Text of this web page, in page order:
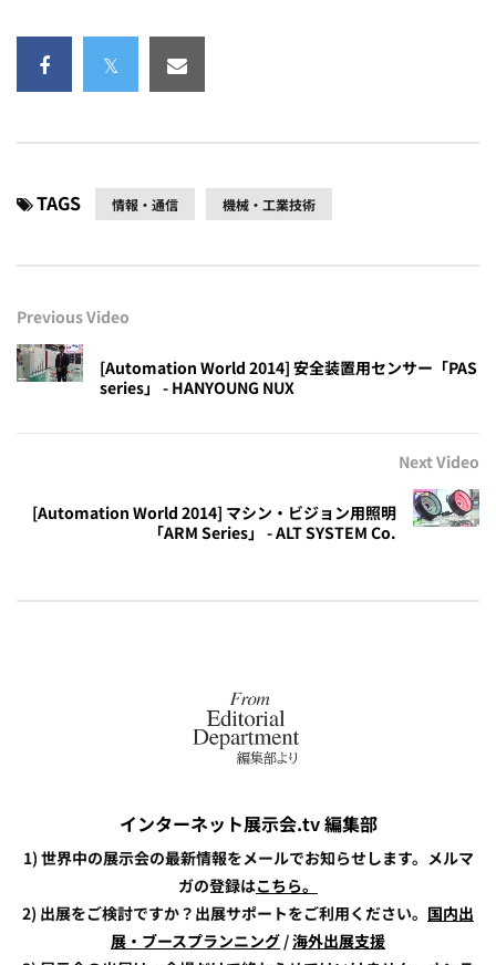
TAGS 情報・通信 機械・工業技術
Previous Video
[Automation World 2014] 安全装置用センサー「PAS
series」 - HANYOUNG NUX
Next Video
[Automation World 2014] マシン・ビジョン用照明
「ARM Series」 - ALT SYSTEM Co.
インターネット展示会.tv 編集部
1) 世界中の展示会の最新情報をメールでお知らせします。メルマ
ガの登録はこちら。
2) 出展をご検討ですか？出展サポートをご利用ください。 国内出
展・ブースプランニング /海外出展支援